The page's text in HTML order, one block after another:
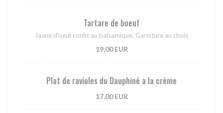
Tartare de boeuf
Jaune d'oeuf confit au balsamique. Garniture au choix
19,00 EUR
Plat de ravioles du Dauphiné a la crème
17,00 EUR